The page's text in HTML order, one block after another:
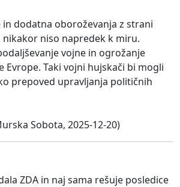
in dodatna oboroževanja z strani
niso napredek k miru.
vojne in ogrožanje
Evrope. Taki vojni hujskači bi mogli
prepoved upravljanja političnih
Sobota, 2025-12-20)
ZDA in naj sama rešuje posledice